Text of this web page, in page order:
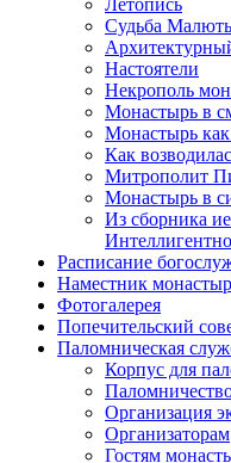
Судьба
Настоятели
Некрополь
Монастырь в
Монастырь
Как
Митрополит
Монастырь в
Из сборника
Расписание
Наместник
Фотогалерея
Попечительский
Паломническая
Корпус для
Организация
Организаторам
Гостям